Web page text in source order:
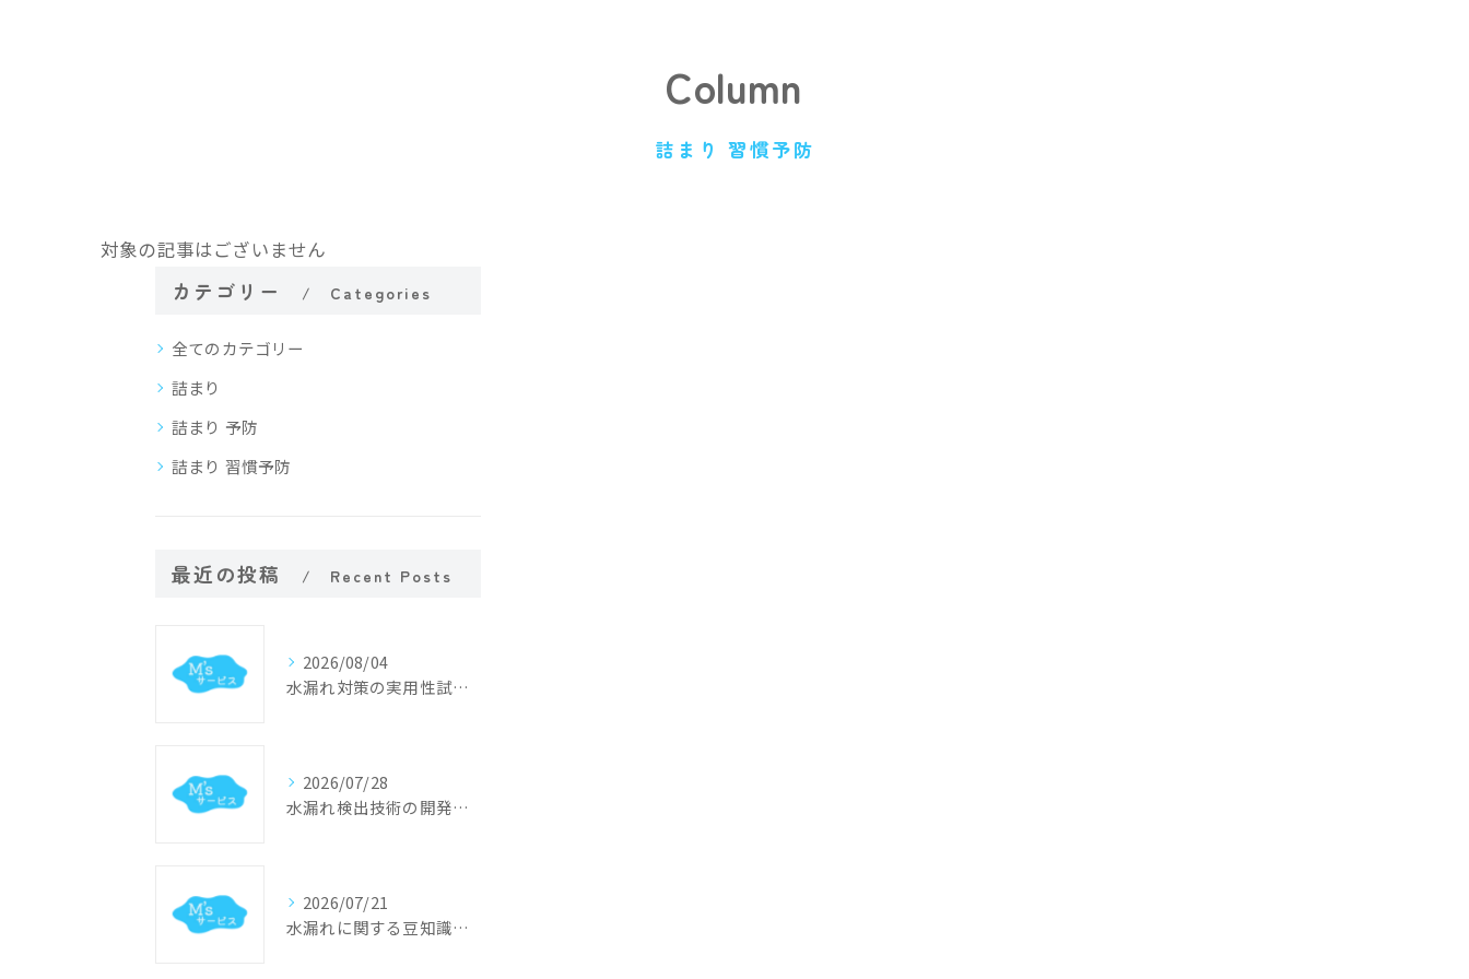
Column
詰まり 習慣予防
対象の記事はございません
カテゴリー Categories
全てのカテゴリー
詰まり
詰まり 予防
詰まり 習慣予防
最近の投稿 Recent Posts
2026/08/04
水漏れ対策の実用性試験で早期発見と原因特定を実現する具体的な検証手順ガイド
2026/07/28
水漏れ検出技術の開発で実現する兵庫県神戸市の最先端インフラDX事例
2026/07/21
水漏れに関する豆知識で日々のトラブル予防と応急対処のコツを分かりやすく解説